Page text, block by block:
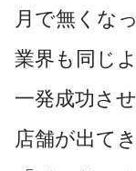
月で無くな
業界も同じ
一発成功さ
店舗が出て